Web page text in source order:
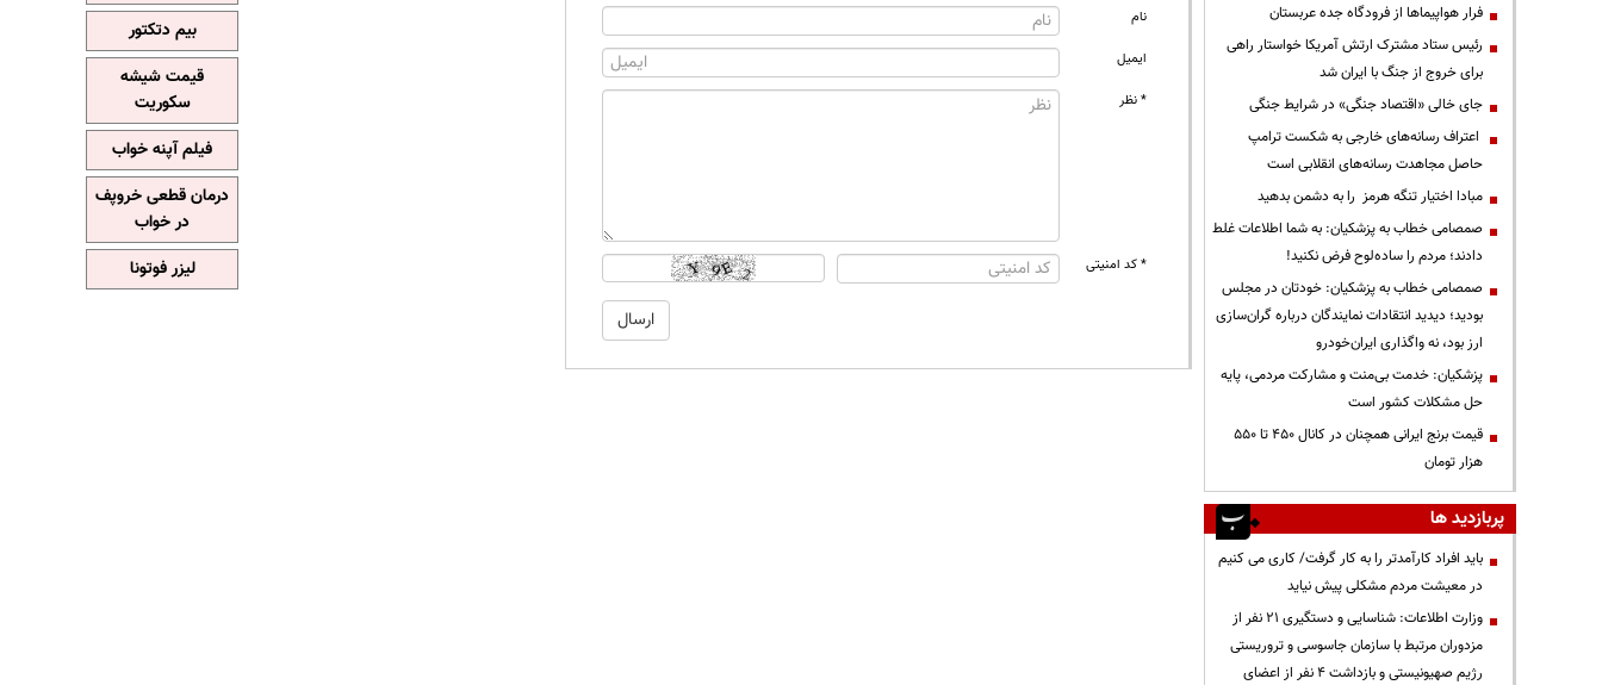
نام
ایمیل
* نظر
* کد امنیتی
فرار هواپیماها از فرودگاه جده عربستان
رئیس ستاد مشترک ارتش آمریکا خواستار راهی
برای خروج از جنگ با ایران شد
جای خالی «اقتصاد جنگی» در شرایط جنگی
اعتراف رسانه‌های خارجی به شکست ترامپ
حاصل مجاهدت رسانه‌های انقلابی است
مبادا اختیار تنگه هرمز را به دشمن بدهید
صمصامی خطاب به پزشکیان: به شما اطلاعات غلط
دادند؛ مردم را ساده‌لوح فرض نکنید!
صمصامی خطاب به پزشکیان: خودتان در مجلس
بودید؛ دیدید انتقادات نمایندگان درباره گران‌سازی
ارز بود، نه واگذاری ایران‌خودرو
پزشکیان: خدمت بی‌منت و مشارکت مردمی، پایه
حل مشکلات کشور است
قیمت‌ برنج ایرانی همچنان در کانال ۴۵۰ تا ۵۵۰
هزار تومان
پربازدید ها
باید افراد کارآمدتر را به کار گرفت/ کاری می کنیم
در معیشت مردم مشکلی پیش نیاید
وزارت اطلاعات: شناسایی و دستگیری ۲۱ نفر از
مزدوران مرتبط با سازمان جاسوسی و تروریستی
رژیم صهیونیستی و بازداشت ۴ نفر از اعضای
بیم دتکتور
قیمت شیشه
سکوریت
فیلم آپنه خواب
درمان قطعی خروپف
در خواب
لیزر فوتونا